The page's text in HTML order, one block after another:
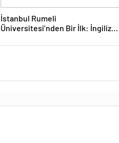
İstanbul Rumeli
Üniversitesi’nden Bir İlk: İngilizce
Lisans Programı Açılıyor